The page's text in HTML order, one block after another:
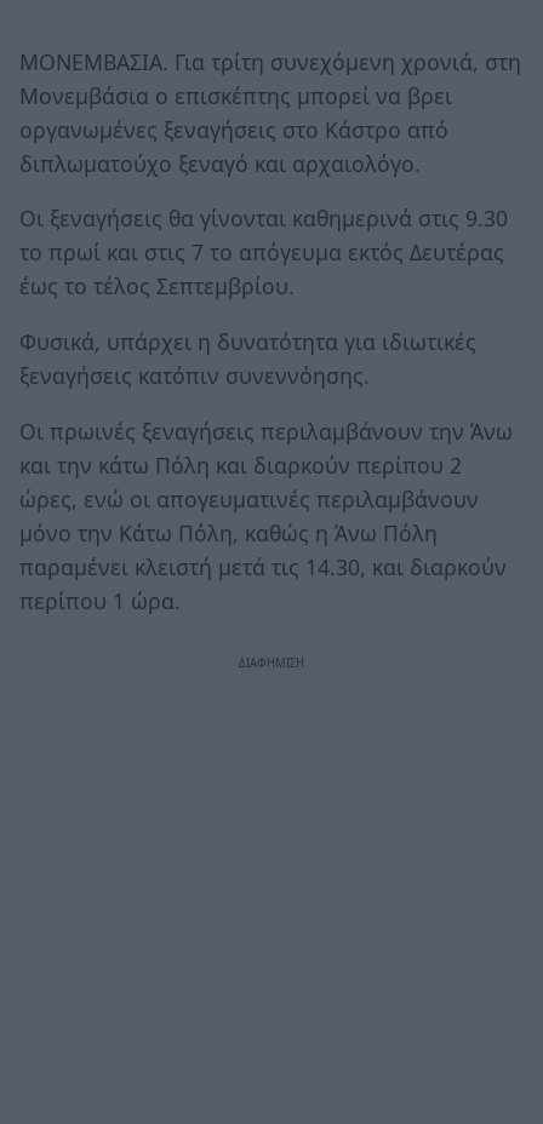
ΜΟΝΕΜΒΑΣΙΑ. Για τρίτη συνεχόμενη χρονιά, στη
Μονεμβάσια ο επισκέπτης μπορεί να βρει
οργανωμένες ξεναγήσεις στο Κάστρο από
διπλωματούχο ξεναγό και αρχαιολόγο.
Οι ξεναγήσεις θα γίνονται καθημερινά στις 9.30
το πρωί και στις 7 το απόγευμα εκτός Δευτέρας
έως το τέλος Σεπτεμβρίου.
Φυσικά, υπάρχει η δυνατότητα για ιδιωτικές
ξεναγήσεις κατόπιν συνεννόησης.
Οι πρωινές ξεναγήσεις περιλαμβάνουν την Άνω
και την κάτω Πόλη και διαρκούν περίπου 2
ώρες, ενώ οι απογευματινές περιλαμβάνουν
μόνο την Κάτω Πόλη, καθώς η Άνω Πόλη
παραμένει κλειστή μετά τις 14.30, και διαρκούν
περίπου 1 ώρα.